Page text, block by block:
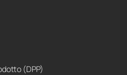
(DPP)